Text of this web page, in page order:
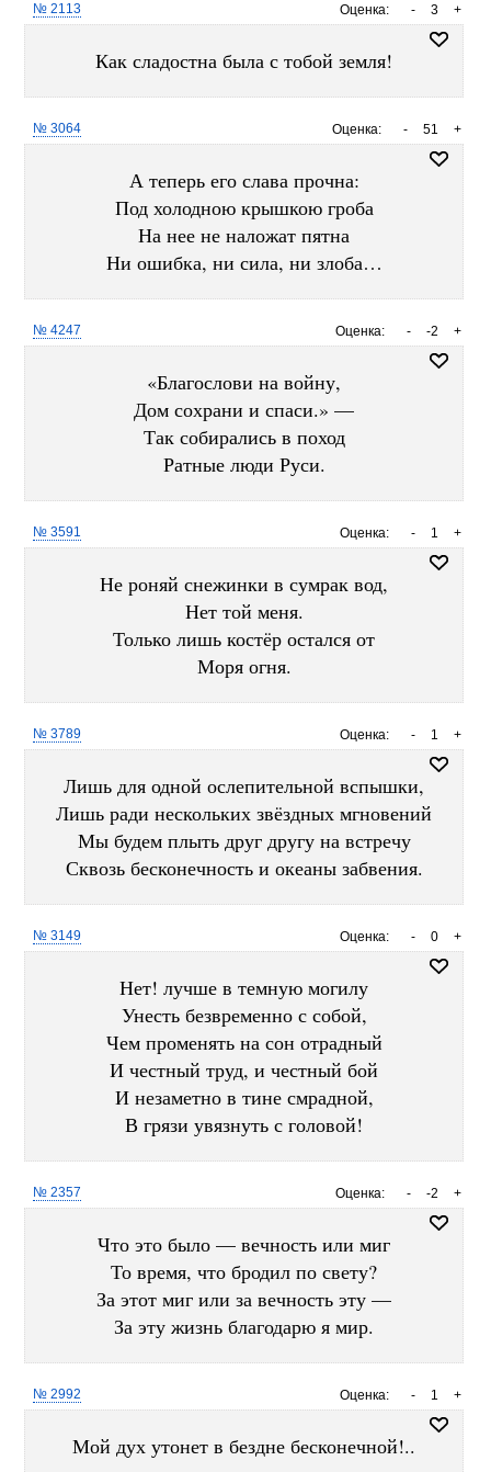
Оценка: +
3
-
№ 2113
Как сладостна была с тобой земля!
Оценка: +
51
-
№ 3064
А теперь его слава прочна:
Под холодною крышкою гроба
На нее не наложат пятна
Ни ошибка, ни сила, ни злоба…
Оценка: +
-2
-
№ 4247
«Благослови на войну,
Дом сохрани и спаси.» —
Так собирались в поход
Ратные люди Руси.
Оценка: +
1
-
№ 3591
Не роняй снежинки в сумрак вод,
Нет той меня.
Только лишь костёр остался от
Моря огня.
Оценка: +
1
-
№ 3789
Лишь для одной ослепительной вспышки,
Лишь ради нескольких звёздных мгновений
Мы будем плыть друг другу на встречу
Сквозь бесконечность и океаны забвения.
Оценка: +
0
-
№ 3149
Нет! лучше в темную могилу
Унесть безвременно с собой,
Чем променять на сон отрадный
И честный труд, и честный бой
И незаметно в тине смрадной,
В грязи увязнуть с головой!
Оценка: +
-2
-
№ 2357
Что это было — вечность или миг
То время, что бродил по свету?
За этот миг или за вечность эту —
За эту жизнь благодарю я мир.
Оценка: +
1
-
№ 2992
Мой дух утонет в бездне бесконечной!..